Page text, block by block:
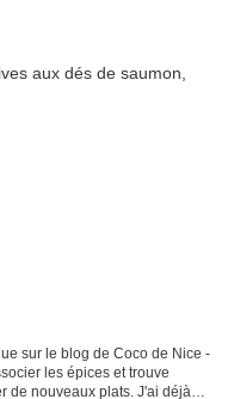
sur le blog de Coco de Nice -
les épices et trouve
de nouveaux plats. J'ai déjà